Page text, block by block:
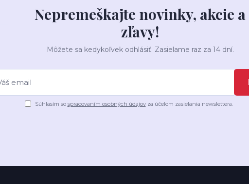
Nepremeškajte novinky, akcie a
zľavy!
Môžete sa kedykoľvek odhlásiť. Zasielame raz za 14 dní.
Súhlasím so spracovaním osobných údajovza účelom zasielania newslettera.